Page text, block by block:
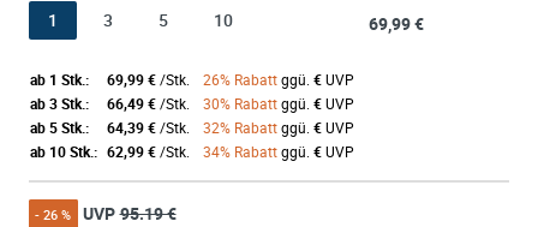
1 3 5 10 69,99 €
ab 1 Stk.: 69,99 €/Stk. 26% Rabattggü. €UVP
ab 3 Stk.:
66,49 €/Stk. 30% Rabattggü. €UVP
ab 5 Stk.:
64,39 €/Stk. 32% Rabattggü. €UVP
ab 10 Stk.: 62,99 €/Stk. 34% Rabattggü. €UVP
- 26 % UVP 95.19 €